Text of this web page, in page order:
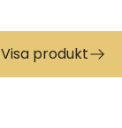
Visa produkt